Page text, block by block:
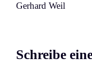
Gerhard Weil
Schreibe